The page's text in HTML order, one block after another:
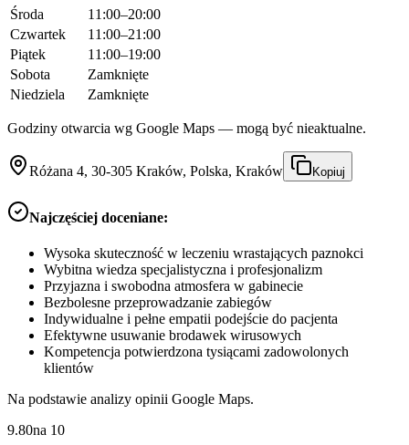
Środa
11:00–20:00
Czwartek
11:00–21:00
Piątek
11:00–19:00
Sobota
Zamknięte
Niedziela
Zamknięte
Godziny otwarcia wg Google Maps — mogą być nieaktualne.
Różana 4, 30-305 Kraków, Polska, Kraków Kopiuj
Najczęściej doceniane:
Wysoka skuteczność w leczeniu wrastających paznokci
Wybitna wiedza specjalistyczna i profesjonalizm
Przyjazna i swobodna atmosfera w gabinecie
Bezbolesne przeprowadzanie zabiegów
Indywidualne i pełne empatii podejście do pacjenta
Efektywne usuwanie brodawek wirusowych
Kompetencja potwierdzona tysiącami zadowolonych
klientów
Na podstawie analizy opinii Google Maps.
9.80na 10